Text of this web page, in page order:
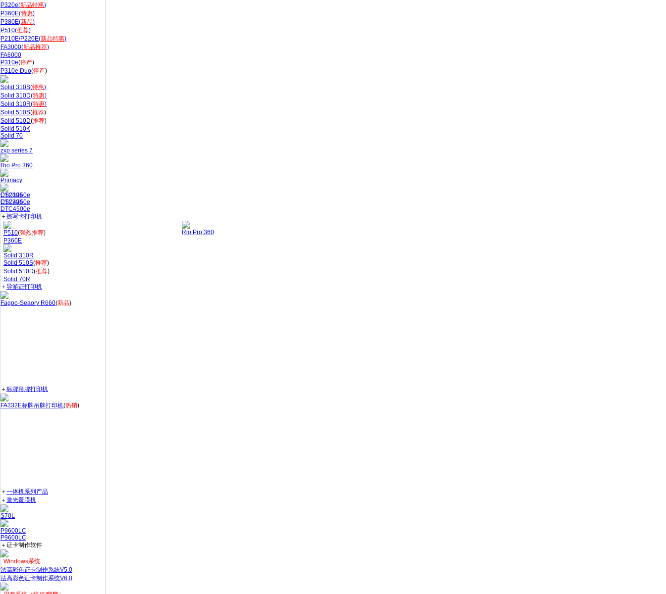
P320e(新品特惠)
P360E(特惠)
P380E(新品)
P510(推荐)
P210E/P220E(新品特惠)
FA3000(新品推荐)
FA6000
P310e(停产)
P310e Duo(停产)
Solid 310S(特惠)
Solid 310D(特惠)
Solid 310R(特惠)
Solid 510S(推荐)
Solid 510D(推荐)
Solid 510K
Solid 70
zxp series 7
Rio Pro 360
Primacy
CS200e
CS220e
DTC1250e
DTC4250e
DTC4500e
＋擦写卡打印机
P510(强烈推荐)
P360E
Solid 310R
Solid 510S(推荐)
Solid 510D(推荐)
Solid 70R
Rio Pro 360
＋导游证打印机
Fagoo-Seaory R660(新品)
＋标牌吊牌打印机
FA332E标牌吊牌打印机(热销)
＋一体机系列产品
＋激光覆膜机
S70L
P9600LC
P9600LC
＋证卡制作软件
Windows系统
法高彩色证卡制作系统V5.0
法高彩色证卡制作系统V6.0